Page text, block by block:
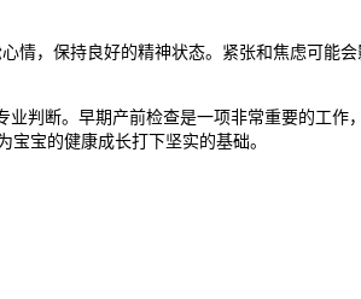
，保持良好的精神状态。紧张和焦虑可能会
判断。早期产前检查是一项非常重要的工作
宝的健康成长打下坚实的基础。